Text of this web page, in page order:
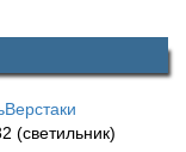
Верстаки
(светильник)